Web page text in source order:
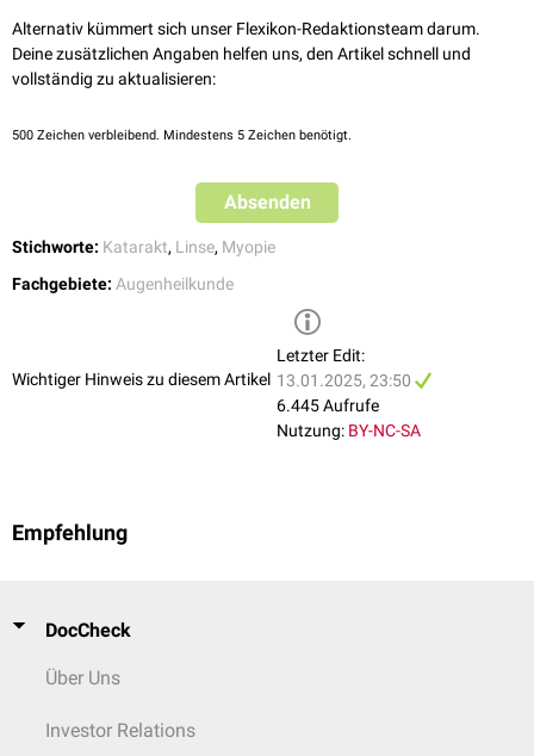
Alternativ kümmert sich unser Flexikon-Redaktionsteam darum.
Deine zusätzlichen Angaben helfen uns, den Artikel schnell und
vollständig zu aktualisieren:
500 Zeichen verbleibend. Mindestens 5 Zeichen benötigt.
Absenden
Stichworte: Katarakt, Linse, Myopie
Fachgebiete: Augenheilkunde
Wichtiger Hinweis zu diesem Artikel
Letzter Edit:
13.01.2025, 23:50
6.445 Aufrufe
Nutzung: BY-NC-SA
Empfehlung
DocCheck
Über Uns
Investor Relations